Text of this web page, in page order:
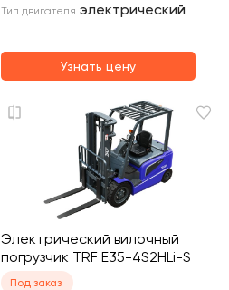
Тип двигателя электрический
Узнать цену
Электрический вилочный
погрузчик TRF E35-4S2HLi-S
Под заказ